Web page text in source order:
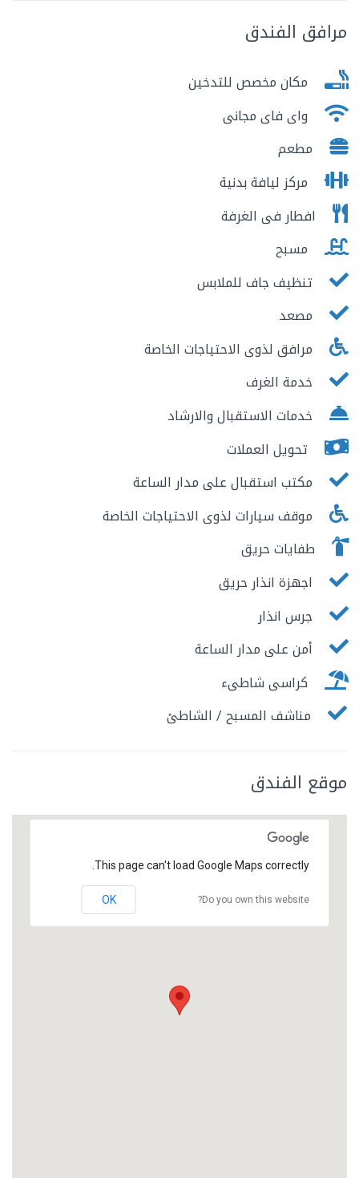
مرافق الفندق
مكان مخصص للتدخين
واى فاى مجانى
مطعم
مركز ليافة بدنية
افطار فى الغرفة
مسبح
تنظيف جاف للملابس
مصعد
مرافق لذوى الاحتياجات الخاصة
خدمة الغرف
خدمات الاستقبال والارشاد
تحويل العملات
مكتب استقبال على مدار الساعة
موقف سيارات لذوى الاحتياجات الخاصة
طفايات حريق
اجهزة انذار حريق
جرس انذار
أمن على مدار الساعة
كراسى شاطىء
مناشف المسبح / الشاطئ
موقع الفندق
This page can't load Google Maps correctly.
Do you own this website?
OK